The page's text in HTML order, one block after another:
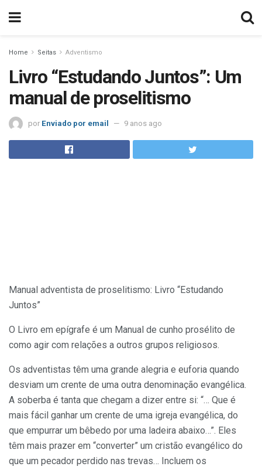
Home Seitas Adventismo
Livro “Estudando Juntos”: Um
manual de proselitismo
por Enviado por email 9 anos ago
Manual adventista de proselitismo: Livro “Estudando
Juntos”
O Livro em epígrafe é um Manual de cunho prosélito de
como agir com relações a outros grupos religiosos.
Os adventistas têm uma grande alegria e euforia quando
desviam um crente de uma outra denominação evangélica.
A soberba é tanta que chegam a dizer entre si: “… Que é
mais fácil ganhar um crente de uma igreja evangélica, do
que empurrar um bêbedo por uma ladeira abaixo…”. Eles
têm mais prazer em “converter” um cristão evangélico do
que um pecador perdido nas trevas… Incluem os